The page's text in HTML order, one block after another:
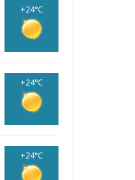
+24°C
+24°C
+24°C